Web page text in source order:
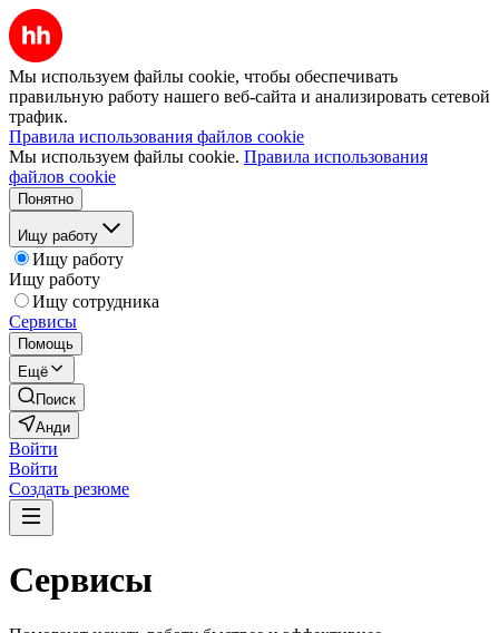
Мы используем файлы cookie, чтобы обеспечивать
правильную работу нашего веб-сайта и анализировать сетевой
трафик.
Правила использования файлов cookie
Мы используем файлы cookie. Правила использования
файлов cookie
Понятно
Ищу работу
Ищу работу
Ищу работу
Ищу сотрудника
Сервисы
Помощь
Ещё
Поиск
Анди
Войти
Войти
Создать резюме
Сервисы